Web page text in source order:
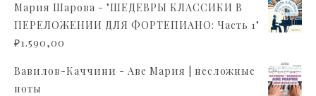
Мария Шарова - "ШЕДЕВРЫ КЛАССИКИ В
ПЕРЕЛОЖЕНИИ ДЛЯ ФОРТЕПИАНО: Часть 1"
₽1.590,00
Вавилов-Каччини - Аве Мария | несложные
ноты